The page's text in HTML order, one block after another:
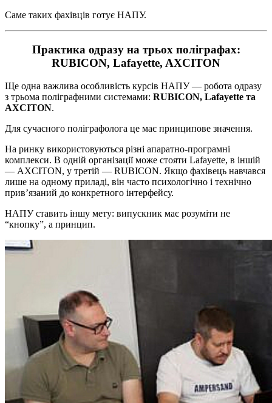
Саме таких фахівців готує НАПУ.
Практика одразу на трьох поліграфах:
RUBICON, Lafayette, AXCITON
Ще одна важлива особливість курсів НАПУ — робота одразу
з трьома поліграфними системами: RUBICON, Lafayette та
AXCITON.
Для сучасного поліграфолога це має принципове значення.
На ринку використовуються різні апаратно-програмні
комплекси. В одній організації може стояти Lafayette, в іншій
— AXCITON, у третій — RUBICON. Якщо фахівець навчався
лише на одному приладі, він часто психологічно і технічно
прив’язаний до конкретного інтерфейсу.
НАПУ ставить іншу мету: випускник має розуміти не
“кнопку”, а принцип.